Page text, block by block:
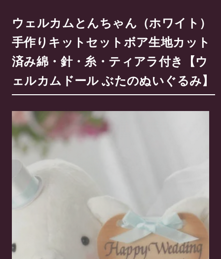
ウェルカムとんちゃん（ホワイト）
手作りキットセットボア生地カット
済み綿・針・糸・ティアラ付き【ウ
ェルカムドール ぶたのぬいぐるみ】